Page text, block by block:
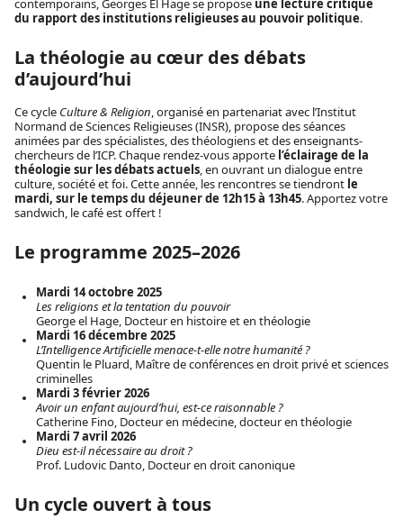
contemporains, Georges El Hage se propose une lecture critique
du rapport des institutions religieuses au pouvoir politique.
La théologie au cœur des débats
d’aujourd’hui
Ce cycle Culture & Religion, organisé en partenariat avec l’Institut
Normand de Sciences Religieuses (INSR), propose des séances
animées par des spécialistes, des théologiens et des enseignants-
chercheurs de l’ICP. Chaque rendez-vous apporte l’éclairage de la
théologie sur les débats actuels, en ouvrant un dialogue entre
culture, société et foi. Cette année, les rencontres se tiendront le
mardi, sur le temps du déjeuner de 12h15 à 13h45. Apportez votre
sandwich, le café est offert !
Le programme 2025–2026
Mardi 14 octobre 2025
Les religions et la tentation du pouvoir
George el Hage, Docteur en histoire et en théologie
Mardi 16 décembre 2025
L’Intelligence Artificielle menace-t-elle notre humanité ?
Quentin le Pluard, Maître de conférences en droit privé et sciences
criminelles
Mardi 3 février 2026
Avoir un enfant aujourd’hui, est-ce raisonnable ?
Catherine Fino, Docteur en médecine, docteur en théologie
Mardi 7 avril 2026
Dieu est-il nécessaire au droit ?
Prof. Ludovic Danto, Docteur en droit canonique
Un cycle ouvert à tous